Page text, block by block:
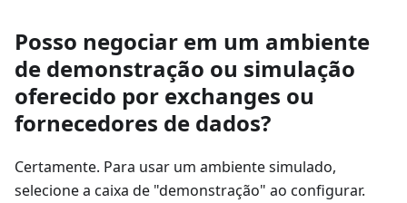
Posso negociar em um ambiente
de demonstração ou simulação
oferecido por exchanges ou
fornecedores de dados?
Certamente. Para usar um ambiente simulado,
selecione a caixa de "demonstração" ao configurar.